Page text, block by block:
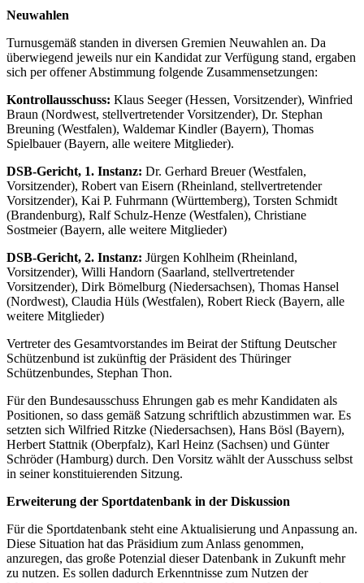
Neuwahlen
Turnusgemäß standen in diversen Gremien Neuwahlen an. Da
überwiegend jeweils nur ein Kandidat zur Verfügung stand, ergaben
sich per offener Abstimmung folgende Zusammensetzungen:
Kontrollausschuss: Klaus Seeger (Hessen, Vorsitzender), Winfried
Braun (Nordwest, stellvertretender Vorsitzender), Dr. Stephan
Breuning (Westfalen), Waldemar Kindler (Bayern), Thomas
Spielbauer (Bayern, alle weitere Mitglieder).
DSB-Gericht, 1. Instanz: Dr. Gerhard Breuer (Westfalen,
Vorsitzender), Robert van Eisern (Rheinland, stellvertretender
Vorsitzender), Kai P. Fuhrmann (Württemberg), Torsten Schmidt
(Brandenburg), Ralf Schulz-Henze (Westfalen), Christiane
Sostmeier (Bayern, alle weitere Mitglieder)
DSB-Gericht, 2. Instanz: Jürgen Kohlheim (Rheinland,
Vorsitzender), Willi Handorn (Saarland, stellvertretender
Vorsitzender), Dirk Bömelburg (Niedersachsen), Thomas Hansel
(Nordwest), Claudia Hüls (Westfalen), Robert Rieck (Bayern, alle
weitere Mitglieder)
Vertreter des Gesamtvorstandes im Beirat der Stiftung Deutscher
Schützenbund ist zukünftig der Präsident des Thüringer
Schützenbundes, Stephan Thon.
Für den Bundesausschuss Ehrungen gab es mehr Kandidaten als
Positionen, so dass gemäß Satzung schriftlich abzustimmen war. Es
setzten sich Wilfried Ritzke (Niedersachsen), Hans Bösl (Bayern),
Herbert Stattnik (Oberpfalz), Karl Heinz (Sachsen) und Günter
Schröder (Hamburg) durch. Den Vorsitz wählt der Ausschuss selbst
in seiner konstituierenden Sitzung.
Erweiterung der Sportdatenbank in der Diskussion
Für die Sportdatenbank steht eine Aktualisierung und Anpassung an.
Diese Situation hat das Präsidium zum Anlass genommen,
anzuregen, das große Potenzial dieser Datenbank in Zukunft mehr
zu nutzen. Es sollen dadurch Erkenntnisse zum Nutzen der